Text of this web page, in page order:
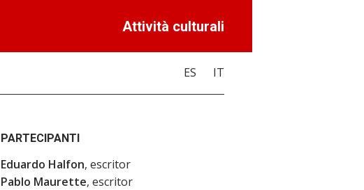
Attività culturali
ES IT
PARTECIPANTI
Eduardo Halfon, escritor
Pablo Maurette, escritor